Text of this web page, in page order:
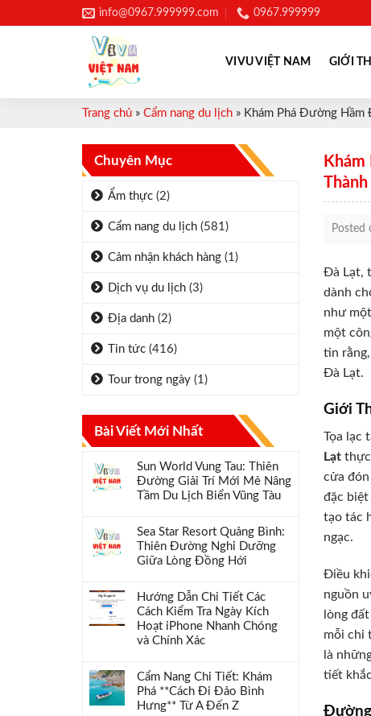
to
info@0967.999999.com 0967.999999
VIVU VIỆT NAM GIỚI
Trang chủ » Cẩm nang du lịch » Khám Phá Đường Hầm
Chuyên Mục
Ẩm thực (2)
Cẩm nang du lịch (581)
Cảm nhận khách hàng (1)
Dịch vụ du lịch (3)
Địa danh (2)
Tin tức (416)
Tour trong ngày (1)
Bài Viết Mới Nhất
Sun World Vung Tau: Thiên
Đường Giải Trí Mới Mẻ Nâng
Tầm Du Lịch Biển Vũng Tàu
Sea Star Resort Quảng Bình:
Thiên Đường Nghỉ Dưỡng
Giữa Lòng Đồng Hới
Hướng Dẫn Chi Tiết Các
Cách Kiểm Tra Ngày Kích
Hoạt iPhone Nhanh Chóng
và Chính Xác
Cẩm Nang Chi Tiết: Khám
Phá **Cách Đi Đảo Bình
Hưng** Từ A Đến Z
Posted
Đà Lạt,
dành
như
một
tin
Đà Lạt.
Giới
Tọa lạc
Lạt thực
cửa
đặc
tạo tác
ngạc.
Điều
nguồn
lòng
mỗi chi
là
tiết
Đường